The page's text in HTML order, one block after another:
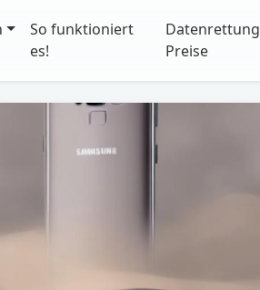
So funktioniert
es!
Datenrettung
Preise